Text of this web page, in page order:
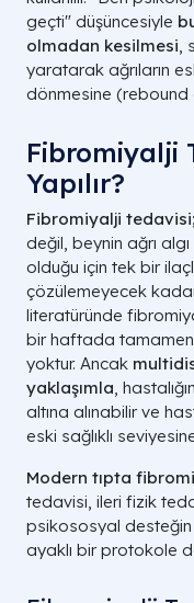
geçti" düşüncesiyle
olmadan kesilmesi,
yaratarak ağrıların
dönmesine (rebound
Fibromiyalji
Yapılır?
Fibromiyalji tedavisi;
değil, beynin ağrı
olduğu için tek bir
çözülemeyecek
literatüründe
bir haftada
yoktur. Ancak
yaklaşımla,
altına alınabilir ve
eski sağlıklı
Modern tıpta
tedavisi, ileri fizik
psikososyal desteğin
ayaklı bir protokole